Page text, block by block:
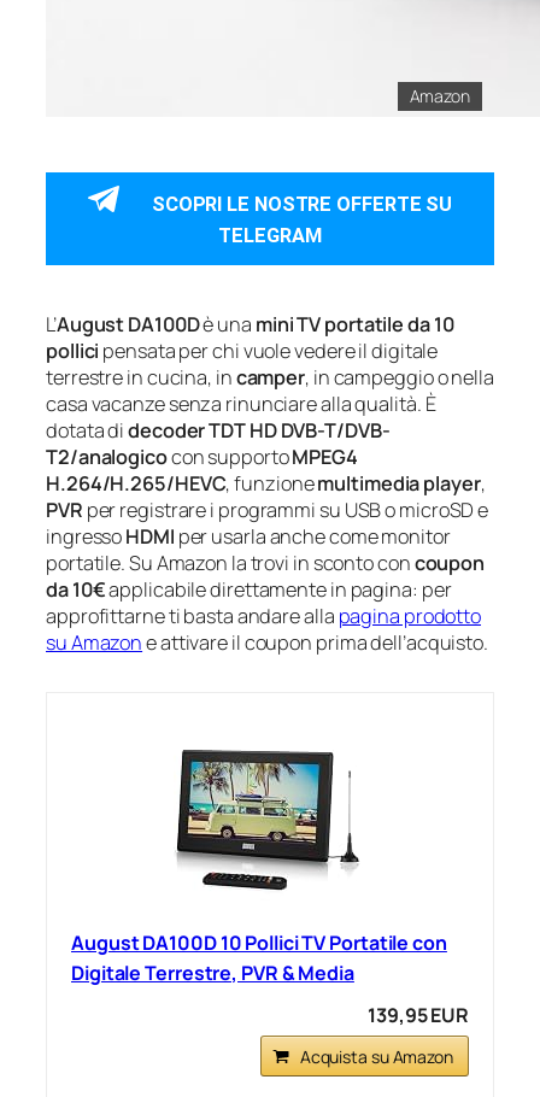
Amazon
SCOPRI LE NOSTRE OFFERTE SU
TELEGRAM
L’August DA100Dè una mini TV portatile da 10
pollici pensata per chi vuole vedere il digitale
terrestre in cucina, incamper, in campeggio o nella
casa vacanze senza rinunciare alla qualità. È
dotata didecoder TDT HD DVB-T/DVB-
T2/analogicocon supportoMPEG4
H.264/H.265/HEVC, funzionemultimedia player,
PVR per registrare i programmi su USB o microSD e
ingressoHDMI per usarla anche come monitor
portatile. Su Amazon la trovi in sconto concoupon
da 10€applicabile direttamente in pagina: per
approfittarne ti basta andare alla pagina prodotto
su Amazone attivare il coupon prima dell’acquisto.
August DA100D 10 Pollici TV Portatile con
Digitale Terrestre, PVR & Media
139,95 EUR
Acquista su Amazon